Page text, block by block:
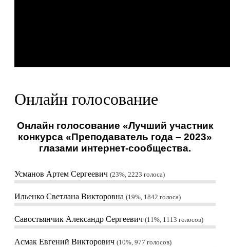
Онлайн голосование
Онлайн голосование «Лучший участник
конкурса «Преподаватель года – 2023»
глазами интернет-сообщества.
Усманов Артем Сергеевич 23%, 2223 голоса
Ильенко Светлана Викторовна 19%, 1842 голоса
Савостьянчик Александр Сергеевич 11%, 1113 голосов
Асмак Евгений Викторович 10%, 977 голосов